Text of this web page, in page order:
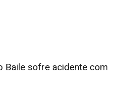
Baile sofre acidente com